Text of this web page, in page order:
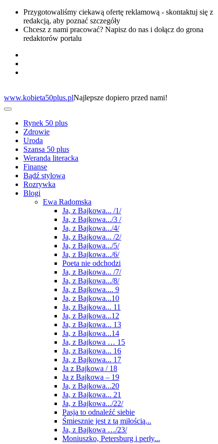
Przygotowaliśmy ciekawą ofertę reklamową - skontaktuj się z
redakcją, aby poznać szczegóły
Chcesz z nami pracować? Napisz do nas i dołącz do grona
redaktorów portalu
www.kobieta50plus.plNajlepsze dopiero przed nami!
Rynek 50 plus
Zdrowie
Uroda
Szansa 50 plus
Weranda literacka
Finanse
Bądź stylowa
Rozrywka
Blogi
Ewa Radomska
Ja, z Bajkowa... /1/
Ja, z Bajkowa.../3 /
Ja, z Bajkowa.../4/
Ja, z Bajkowa... /2/
Ja, z Bajkowa.../5/
Ja, z Bajkowa.../6/
Poeta nie odchodzi
Ja, z Bajkowa... /7/
Ja, z Bajkowa.../8/
Ja, z Bajkowa.... 9
Ja, z Bajkowa...10
Ja, z Bajkowa... 11
Ja, z Bajkowa...12
Ja, z Bajkowa... 13
Ja, z Bajkowa...14
Ja, z Bajkowa … 15
Ja, z Bajkowa... 16
Ja, z Bajkowa... 17
Ja z Bajkowa / 18
Ja z Bajkowa – 19
Ja, z Bajkowa...20
Ja, z Bajkowa... 21
Ja, z Bajkowa.../22/
Pasja to odnaleźć siebie
Śmiesznie jest z tą miłością...
Ja, z Bajkowa …/23/
Moniuszko, Petersburg i perły...